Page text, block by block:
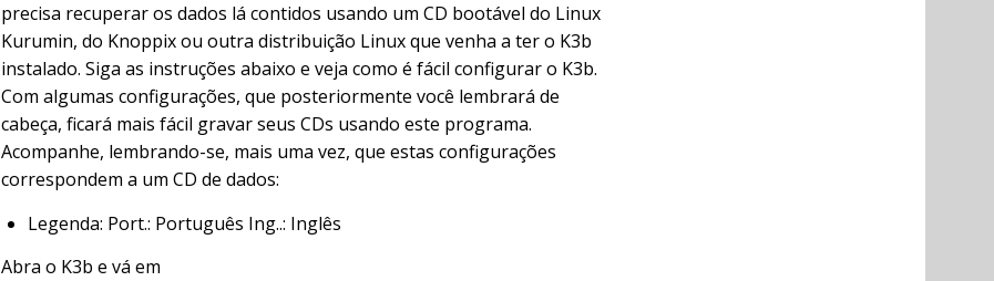
precisa recuperar os dados lá contidos usando um CD bootável do Linux
Kurumin, do Knoppix ou outra distribuição Linux que venha a ter o K3b
instalado. Siga as instruções abaixo e veja como é fácil configurar o K3b.
Com algumas configurações, que posteriormente você lembrará de
cabeça, ficará mais fácil gravar seus CDs usando este programa.
Acompanhe, lembrando-se, mais uma vez, que estas configurações
correspondem a um CD de dados:
Legenda: Port.: Português Ing..: Inglês
Abra o K3b e vá em